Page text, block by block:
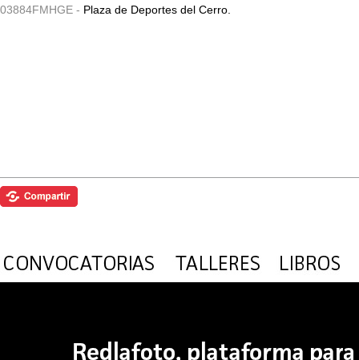
03884FMHGE - Plaza de Deportes del Cerro.